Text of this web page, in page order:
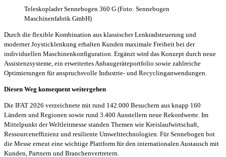
Teleskoplader Sennebogen 360 G (Foto: Sennebogen
Maschinenfabrik GmbH)
Durch die flexible Kombination aus klassischer Lenkradsteuerung und
moderner Joysticklenkung erhalten Kunden maximale Freiheit bei der
individuellen Maschinenkonfiguration. Ergänzt wird das Konzept durch neue
Assistenzsysteme, ein erweitertes Anbaugeräteportfolio sowie zahlreiche
Optimierungen für anspruchsvolle Industrie- und Recyclinganwendungen.
Diesen Weg konsequent weitergehen
Die IFAT 2026 verzeichnete mit rund 142.000 Besuchern aus knapp 160
Ländern und Regionen sowie rund 3.400 Ausstellern neue Rekordwerte. Im
Mittelpunkt der Weltleitmesse standen Themen wie Kreislaufwirtschaft,
Ressourceneffizienz und resiliente Umwelttechnologien. Für Sennebogen bot
die Messe erneut eine wichtige Plattform für den internationalen Austausch mit
Kunden, Partnern und Branchenvertretern.